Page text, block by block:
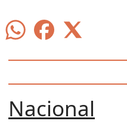
Nacional